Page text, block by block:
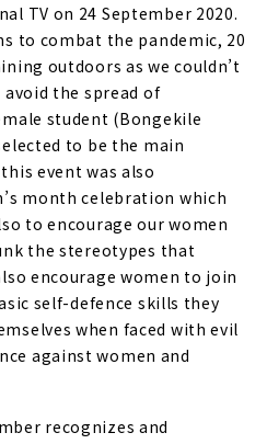
TV on 24 September 2020.
to combat the pandemic, 20
outdoors as we couldn’t
the spread of
student (Bongekile
to be the main
event was also
month celebration which
to encourage our women
the stereotypes that
encourage women to join
self-defence skills they
when faced with evil
against women and
recognizes and